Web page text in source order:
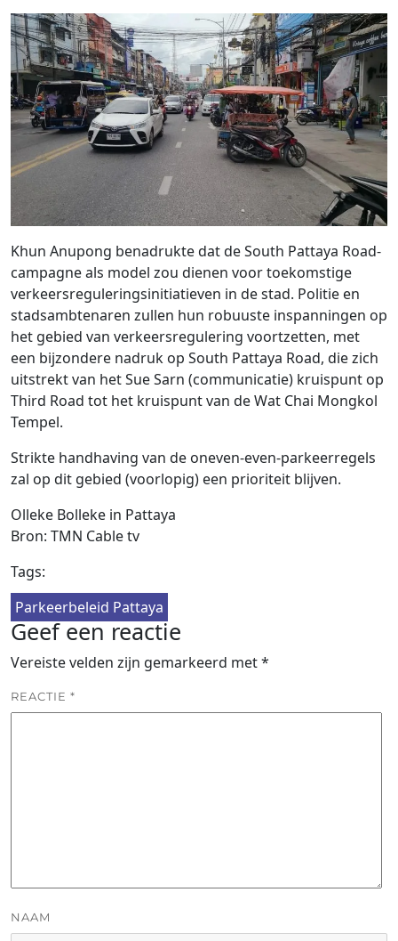
Khun Anupong benadrukte dat de South Pattaya Road-
campagne als model zou dienen voor toekomstige
verkeersreguleringsinitiatieven in de stad. Politie en
stadsambtenaren zullen hun robuuste inspanningen op
het gebied van verkeersregulering voortzetten, met
een bijzondere nadruk op South Pattaya Road, die zich
uitstrekt van het Sue Sarn (communicatie) kruispunt op
Third Road tot het kruispunt van de Wat Chai Mongkol
Tempel.
Strikte handhaving van de oneven-even-parkeerregels
zal op dit gebied (voorlopig) een prioriteit blijven.
Olleke Bolleke in Pattaya
Bron: TMN Cable tv
Tags:
Parkeerbeleid Pattaya
Geef een reactie
Vereiste velden zijn gemarkeerd met*
REACTIE *
NAAM